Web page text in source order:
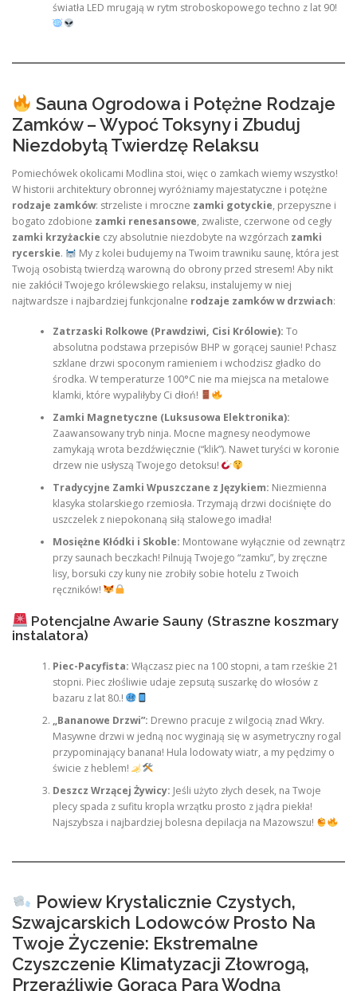
światła LED mrugają w rytm stroboskopowego techno z lat 90!
Sauna Ogrodowa i Potężne Rodzaje
Zamków – Wypoć Toksyny i Zbuduj
Niezdobytą Twierdzę Relaksu
Pomiechówek okolicami Modlina stoi, więc o zamkach wiemy wszystko!
W historii architektury obronnej wyróżniamy majestatyczne i potężne
rodzaje zamków: strzeliste i mroczne zamki gotyckie, przepyszne i
bogato zdobione zamki renesansowe, zwaliste, czerwone od cegły
zamki krzyżackie czy absolutnie niezdobyte na wzgórzach zamki
rycerskie.
My z kolei budujemy na Twoim trawniku saunę, która jest
Twoją osobistą twierdzą warowną do obrony przed stresem! Aby nikt
nie zakłócił Twojego królewskiego relaksu, instalujemy w niej
najtwardsze i najbardziej funkcjonalne rodzaje zamków w drzwiach:
Zatrzaski Rolkowe (Prawdziwi, Cisi Królowie): To
absolutna podstawa przepisów BHP w gorącej saunie! Pchasz
szklane drzwi spoconym ramieniem i wchodzisz gładko do
środka. W temperaturze 100°C nie ma miejsca na metalowe
klamki, które wypaliłyby Ci dłoń!
Zamki Magnetyczne (Luksusowa Elektronika):
Zaawansowany tryb ninja. Mocne magnesy neodymowe
zamykają wrota bezdźwięcznie (“klik”). Nawet turyści w koronie
drzew nie usłyszą Twojego detoksu!
Tradycyjne Zamki Wpuszczane z Językiem: Niezmienna
klasyka stolarskiego rzemiosła. Trzymają drzwi dociśnięte do
uszczelek z niepokonaną siłą stalowego imadła!
Mosiężne Kłódki i Skoble: Montowane wyłącznie od zewnątrz
przy saunach beczkach! Pilnują Twojego “zamku”, by zręczne
lisy, borsuki czy kuny nie zrobiły sobie hotelu z Twoich
ręczników!
Potencjalne Awarie Sauny (Straszne koszmary
instalatora)
Piec-Pacyfista: Włączasz piec na 100 stopni, a tam rześkie 21
stopni. Piec złośliwie udaje zepsutą suszarkę do włosów z
bazaru z lat 80.!
„Bananowe Drzwi”: Drewno pracuje z wilgocią znad Wkry.
Masywne drzwi w jedną noc wyginają się w asymetryczny rogal
przypominający banana! Hula lodowaty wiatr, a my pędzimy o
świcie z heblem!
Deszcz Wrzącej Żywicy: Jeśli użyto złych desek, na Twoje
plecy spada z sufitu kropla wrzątku prosto z jądra piekła!
Najszybsza i najbardziej bolesna depilacja na Mazowszu!
Powiew Krystalicznie Czystych,
Szwajcarskich Lodowców Prosto Na
Twoje Życzenie: Ekstremalne
Czyszczenie Klimatyzacji Złowrogą,
Przeraźliwie Gorącą Parą Wodną